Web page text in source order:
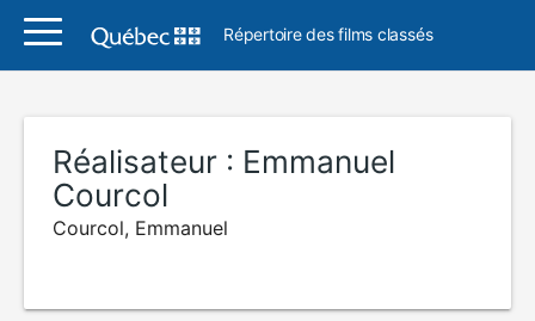
Répertoire des films classés
Réalisateur : Emmanuel
Courcol
Courcol, Emmanuel